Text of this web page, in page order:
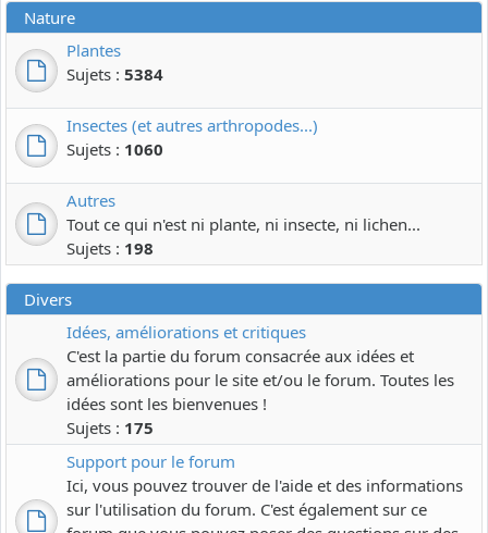
Nature
Plantes
Sujets : 5384
Insectes (et autres arthropodes...)
Sujets : 1060
Autres
Tout ce qui n'est ni plante, ni insecte, ni lichen...
Sujets : 198
Divers
Idées, améliorations et critiques
C'est la partie du forum consacrée aux idées et
améliorations pour le site et/ou le forum. Toutes les
idées sont les bienvenues !
Sujets : 175
Support pour le forum
Ici, vous pouvez trouver de l'aide et des informations
sur l'utilisation du forum. C'est également sur ce